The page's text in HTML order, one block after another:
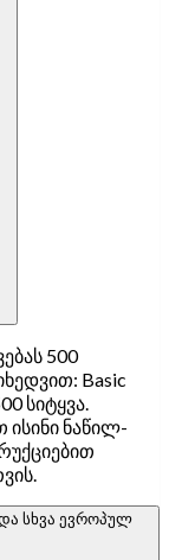
500
Basic
სიტყვა.
ისინი ნაწილ-
და სხვა ევროპულ